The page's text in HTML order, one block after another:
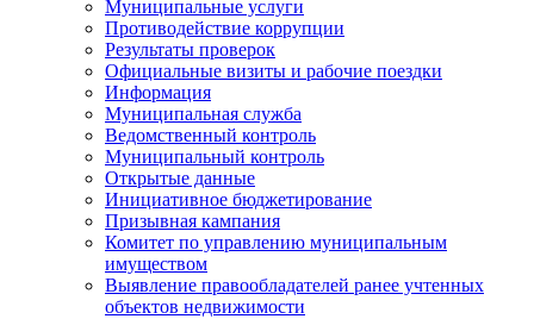
Муниципальные услуги
Противодействие коррупции
Результаты проверок
Официальные визиты и рабочие поездки
Информация
Муниципальная служба
Ведомственный контроль
Муниципальный контроль
Открытые данные
Инициативное бюджетирование
Призывная кампания
Комитет по управлению муниципальным
имуществом
Выявление правообладателей ранее учтенных
объектов недвижимости